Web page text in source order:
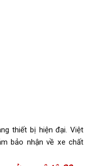
thiết bị hiện đại. Việt
bảo nhận về xe chất